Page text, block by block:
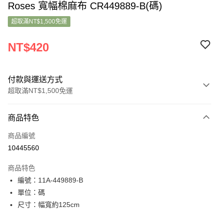
Roses 寬幅棉麻布 CR449889-B(碼)
超取滿NT$1,500免運
NT$420
付款與運送方式
超取滿NT$1,500免運
信用卡一次付款
超商取貨付款
Apple Pay
街口支付
商品特色
商品編號
10445560
商品特色
編號：11A-449889-B
單位：碼
尺寸：幅寬約125cm